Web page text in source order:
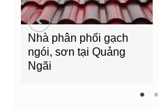
Nhà phân phối gạch
ngói, sơn tại Quảng
Ngãi
1 2